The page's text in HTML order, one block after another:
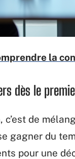
la
dès le
c’est de
gagner du
pour une